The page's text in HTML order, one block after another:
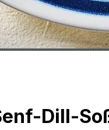
Dill-